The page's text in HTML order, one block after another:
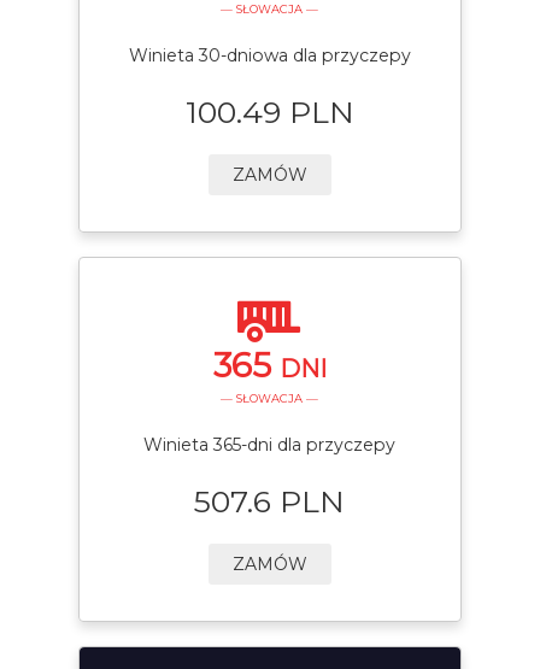
— SŁOWACJA —
Winieta 30-dniowa dla przyczepy
100.49 PLN
ZAMÓW
365 DNI
— SŁOWACJA —
Winieta 365-dni dla przyczepy
507.6 PLN
ZAMÓW